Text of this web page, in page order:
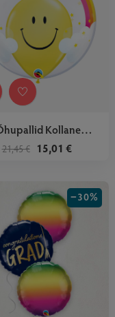
Kollane
Naerunägu
21,45 € 15,01 €
−30%